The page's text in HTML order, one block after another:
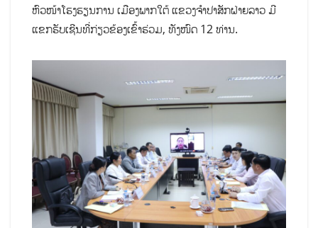
ຫົວໜ້າໂຮງຮຽນການ ເມືອງພາກໃຕ້ ແຂວງຈໍາປາສັກຝ່າຍລາວ ມີ
ແຂກຮັບເຊີນທີ່ກ່ຽວຂ້ອງເຂົ້າຮ່ວມ, ທັງໜົດ 12 ທ່ານ.